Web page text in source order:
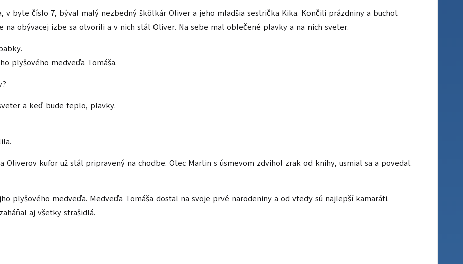
v byte číslo 7, býval malý nezbedný škôlkár Oliver a jeho mladšia sestrička Kika. Končili prázdniny a buchot
na obývacej izbe sa otvorili a v nich stál Oliver. Na sebe mal oblečené plavky a na nich sveter.
plyšového medveďa Tomáša.
a keď bude teplo, plavky.
Oliverov kufor už stál pripravený na chodbe. Otec Martin s úsmevom zdvihol zrak od knihy, usmial sa a povedal.
plyšového medveďa. Medveďa Tomáša dostal na svoje prvé narodeniny a od vtedy sú najlepší kamaráti.
aj všetky strašidlá.